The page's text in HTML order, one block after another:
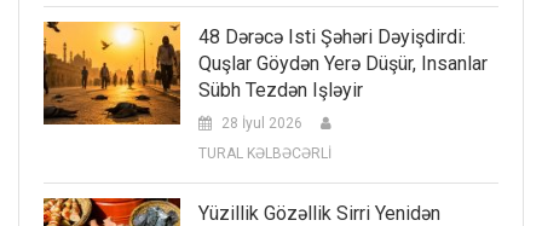
48 Dərəcə Isti Şəhəri Dəyişdirdi:
Quşlar Göydən Yerə Düşür, Insanlar
Sübh Tezdən Işləyir
28 İyul 2026
TURAL KƏLBƏCƏRLİ
Yüzillik Gözəllik Sirri Yenidən